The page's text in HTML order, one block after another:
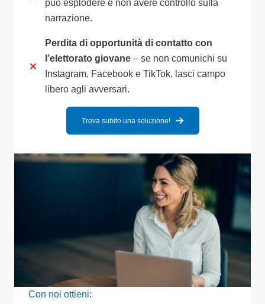
può esplodere e non avere controllo sulla
narrazione.
Perdita di opportunità di contatto con
l’elettorato giovane – se non comunichi su
Instagram, Facebook e TikTok, lasci campo
libero agli avversari.
Trova subito una soluzione!
Con noi ottieni: